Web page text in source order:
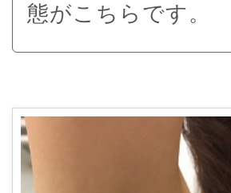
態がこちらです。